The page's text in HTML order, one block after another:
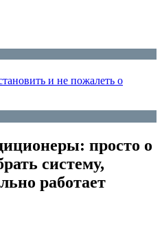
и не пожалеть о
просто о
систему,
работает